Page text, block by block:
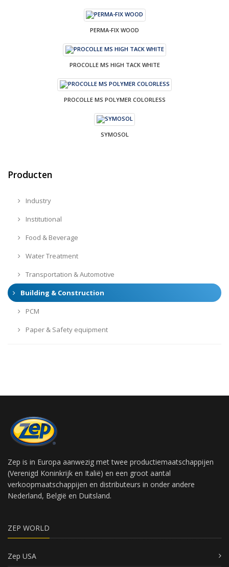
PERMA-FIX WOOD
PROCOLLE MS HIGH TACK WHITE
PROCOLLE MS POLYMER COLORLESS
SYMOSOL
Producten
Industry
Institutional
Food & Beverage
Water Treatment
Transportation & Automotive
Building & Construction
PCM
Paper & Safety equipment
Zep is in Europa aanwezig met twee productiemaatschappijen
(Verenigd Koninkrijk en Italië) en een groot aantal
verkoopmaatschappijen en distributeurs in onder andere
Nederland, België en Duitsland.
ZEP WORLD
Zep USA